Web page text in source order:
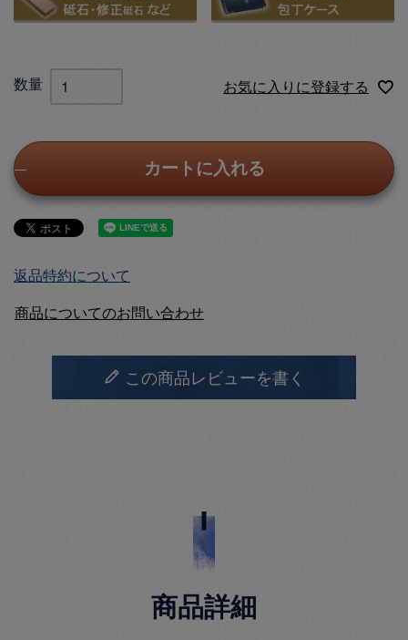
お気に入りに登録する
カートに入れる
返品特約について
商品についてのお問い合わせ
この商品レビューを書く
商品詳細